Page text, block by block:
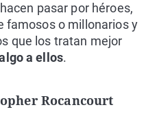
pasar por héroes,
famosos o millonarios y
que los tratan mejor
a ellos.
Rocancourt